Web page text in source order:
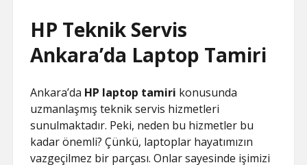
SPOTIFY TAKIPÇI YÜKSELTME
ÜCRETSIZ
TIKTOK GIZLI CANLI YAYIN IZLEME
TWITTER IZLENME GÖNDERME
ŞIFRESIZ
HP Teknik Servis
Ankara’da Laptop Tamiri
Ankara’da HP laptop tamiri konusunda
uzmanlaşmış teknik servis hizmetleri
sunulmaktadır. Peki, neden bu hizmetler bu
kadar önemli? Çünkü, laptoplar hayatımızın
vazgeçilmez bir parçası. Onlar sayesinde işimizi